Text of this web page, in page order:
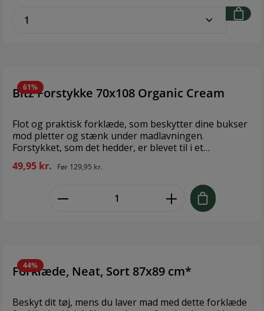
61%
Bitz Forstykke 70x108 Organic Cream
Flot og praktisk forklæde, som beskytter dine bukser
mod pletter og stænk under madlavningen.
Forstykket, som det hedder, er blevet til i et
samarbejde mellem Christian Bitz og Södahl. Design:
Bitz & Södahl Størrelse: 70x108 cm Materiale: 100 %
49,95 kr. Før 129,95 kr.
44%
Forklæde, Neat, Sort 87x89 cm*
Beskyt dit tøj, mens du laver mad med dette forklæde